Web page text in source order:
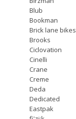
Blub
Bookman
Brick lane bikes
Brooks
Ciclovation
Cinelli
Crane
Creme
Deda
Dedicated
Eastpak